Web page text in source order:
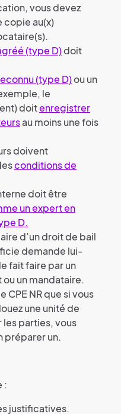
vous devez
copie au(x)
(type D)doit
(type D)ou un
le
doitenregistrer
au moins une fois
doivent
conditions de
doit être
un expert en
D.
d’un droit de bail
demande lui-
fait faire par un
un mandataire.
CPE NR que si vous
une unité de
parties, vous
préparer un.
:
justificatives.